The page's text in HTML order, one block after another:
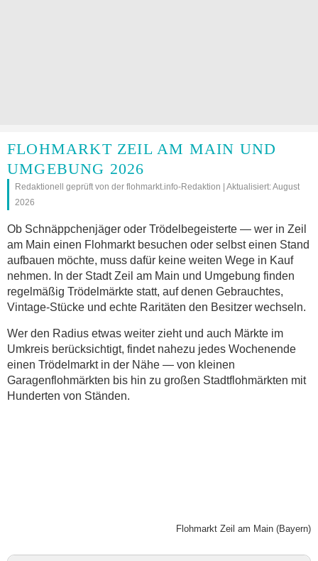
FLOHMARKT ZEIL AM MAIN UND
UMGEBUNG 2026
Redaktionell geprüft von der flohmarkt.info-Redaktion | Aktualisiert: August
2026
Ob Schnäppchenjäger oder Trödelbegeisterte — wer in Zeil
am Main einen Flohmarkt besuchen oder selbst einen Stand
aufbauen möchte, muss dafür keine weiten Wege in Kauf
nehmen. In der Stadt Zeil am Main und Umgebung finden
regelmäßig Trödelmärkte statt, auf denen Gebrauchtes,
Vintage-Stücke und echte Raritäten den Besitzer wechseln.
Wer den Radius etwas weiter zieht und auch Märkte im
Umkreis berücksichtigt, findet nahezu jedes Wochenende
einen Trödelmarkt in der Nähe — von kleinen
Garagenflohmärkten bis hin zu großen Stadtflohmärkten mit
Hunderten von Ständen.
Flohmarkt Zeil am Main (Bayern)